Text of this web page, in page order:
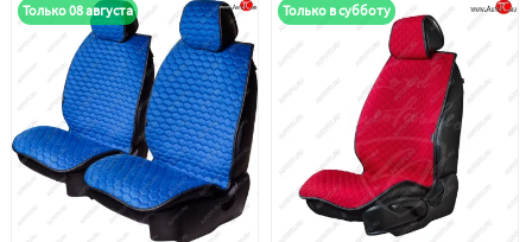
Только 08 августа
Только в субботу